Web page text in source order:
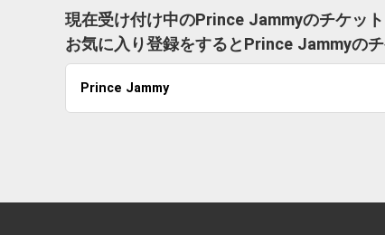
現在受け付け中のPrince Jammyのチケット
お気に入り登録をするとPrince Jammyの
Prince Jammy